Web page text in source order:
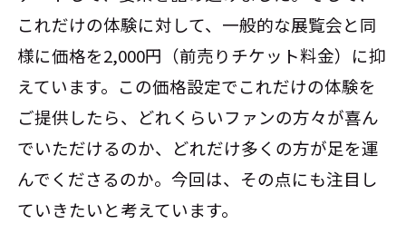
これだけの体験に対して、一般的な展覧会と同
様に価格を2,000円（前売りチケット料金）に抑
えています。この価格設定でこれだけの体験を
ご提供したら、どれくらいファンの方々が喜ん
でいただけるのか、どれだけ多くの方が足を運
んでくださるのか。今回は、その点にも注目し
ていきたいと考えています。